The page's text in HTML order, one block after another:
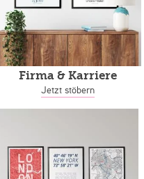
Firma & Karriere
Jetzt stöbern